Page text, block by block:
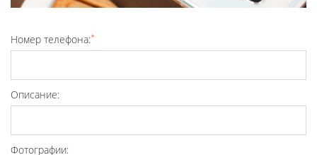
Номер телефона:*
Описание:
Фотографии: